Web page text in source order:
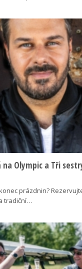
Olympic a Tři
prázdnin?
tradiční…